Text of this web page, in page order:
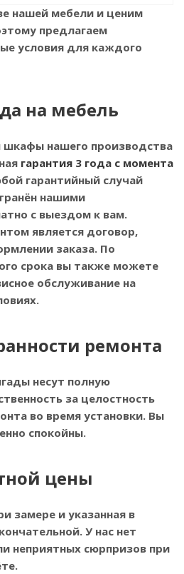
нашей мебели и ценим
предлагаем
условия для каждого
на мебель
шкафы нашего производства
гарантия 3 года с момента
гарантийный случай
нашими
с выездом к вам.
является договор,
заказа. По
срока вы также можете
обслуживание на
ремонта
несут полную
за целостность
во время установки. Вы
спокойны.
цены
замере и указанная в
У нас нет
неприятных сюрпризов при